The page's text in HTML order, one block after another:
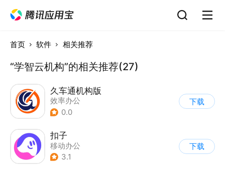
首页 软件 相关推荐
“学智云机构”的相关推荐(27)
久车通机构版
效率办公
0.0
下载
扣子
移动办公
3.1
下载